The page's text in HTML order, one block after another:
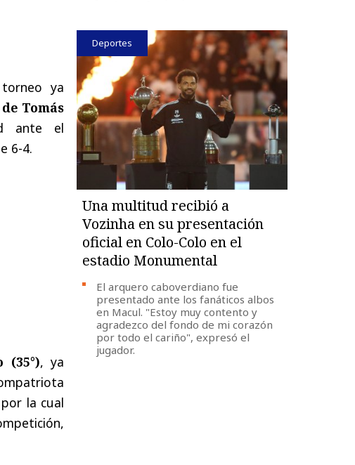
ya
Tomás
ante el
6-4.
(35°), ya
la cual
Deportes
Una multitud recibió a
Vozinha en su presentación
oficial en Colo-Colo en el
estadio Monumental
El arquero caboverdiano fue
presentado ante los fanáticos albos
en Macul. "Estoy muy contento y
agradezco del fondo de mi corazón
por todo el cariño", expresó el
jugador.